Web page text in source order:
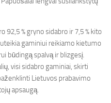
92,5 % gryno sidabro ir 7,5 % kito
gaminiui reikiamo kietumo
būdingą spalvą ir blizgesį.
visi sidabro gaminiai, skirti
Lietuvos prabavimo
apsaugą.